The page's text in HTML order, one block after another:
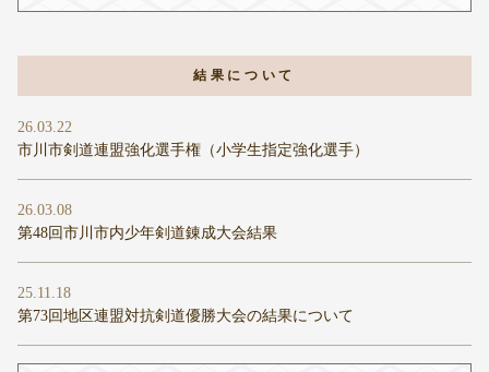
結果について
26.03.22
市川市剣道連盟強化選手権（小学生指定強化選手）
26.03.08
第48回市川市内少年剣道錬成大会結果
25.11.18
第73回地区連盟対抗剣道優勝大会の結果について